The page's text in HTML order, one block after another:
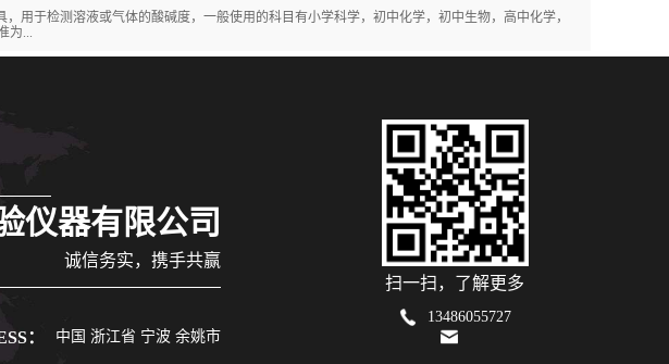
用于检测溶液或气体的酸碱度，一般使用的科目有小学科学，初中化学，初中生物，高中化学，
为...
仪器有限公司
诚信务实，携手共赢
： 中国 浙江省 宁波 余姚市
扫一扫，了解更多
13486055727